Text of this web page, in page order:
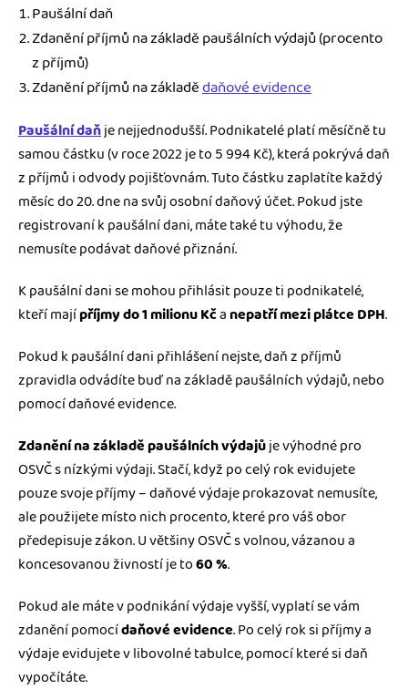
Paušální daň
Zdanění příjmů na základě paušálních výdajů (procento
z příjmů)
Zdanění příjmů na základědaňové evidence
Paušální daňje nejjednodušší. Podnikatelé platí měsíčně tu
samou částku (v roce 2022 je to 5 994 Kč), která pokrývá daň
z příjmů i odvody pojišťovnám. Tuto částku zaplatíte každý
měsíc do 20. dne na svůj osobní daňový účet. Pokud jste
registrovaní k paušální dani, máte také tu výhodu, že
nemusíte podávat daňové přiznání.
K paušální dani se mohou přihlásit pouze ti podnikatelé,
kteří majípříjmy do 1 milionu Kčanepatří mezi plátce DPH.
Pokud k paušální dani přihlášení nejste, daň z příjmů
zpravidla odvádíte buď na základě paušálních výdajů, nebo
pomocí daňové evidence.
Zdanění na základě paušálních výdajůje výhodné pro
OSVČ s nízkými výdaji. Stačí, když po celý rok evidujete
pouze svoje příjmy –⁠ daňové výdaje prokazovat nemusíte,
ale použijete místo nich procento, které pro váš obor
předepisuje zákon. U většiny OSVČ s volnou, vázanou a
koncesovanou živností je to60 %.
Pokud ale máte v podnikání výdaje vyšší, vyplatí se vám
zdanění pomocídaňové evidence. Po celý rok si příjmy a
výdaje evidujete v libovolné tabulce, pomocí které si daň
vypočítáte.